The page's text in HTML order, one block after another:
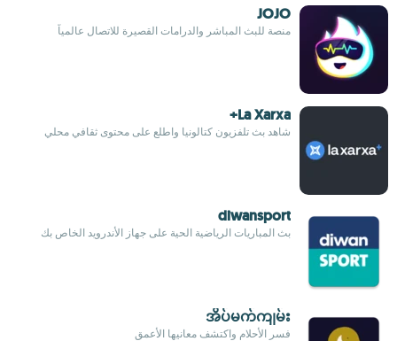
JOJO
منصة للبث المباشر والدرامات القصيرة للاتصال عالمياً
La Xarxa+
شاهد بث تلفزيون كتالونيا واطلع على محتوى ثقافي محلي
diwansport
بث المباريات الرياضية الحية على جهاز الأندرويد الخاص بك
အိပ်မက်ကျမ်း
فسر الأحلام واكتشف معانيها الأعمق